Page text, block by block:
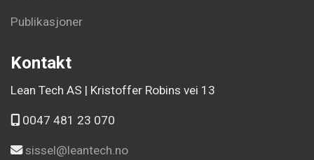
Publikasjoner
Kontakt
Lean Tech AS | Kristoffer Robins vei 13
0047 481 23 070
sissel@leantech.no